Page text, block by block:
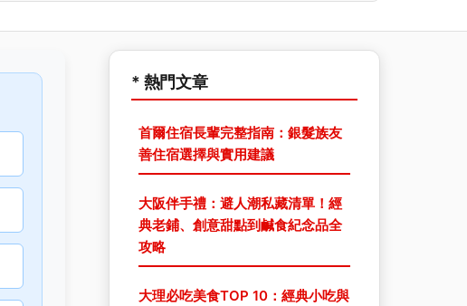
* 熱門文章
首爾住宿長輩完整指南：銀髮族友
善住宿選擇與實用建議
大阪伴手禮：避人潮私藏清單！經
典老鋪、創意甜點到鹹食紀念品全
攻略
大理必吃美食TOP 10：經典小吃與